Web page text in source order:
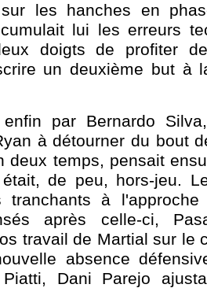
les hanches en
lui les erreurs
doigts de profiter
un deuxième but à
enfin par Bernardo
à détourner du bout
deux temps, pensait
de peu, hors-jeu.
tranchants à
après celle-ci,
travail de Martial sur le
absence
Dani Parejo